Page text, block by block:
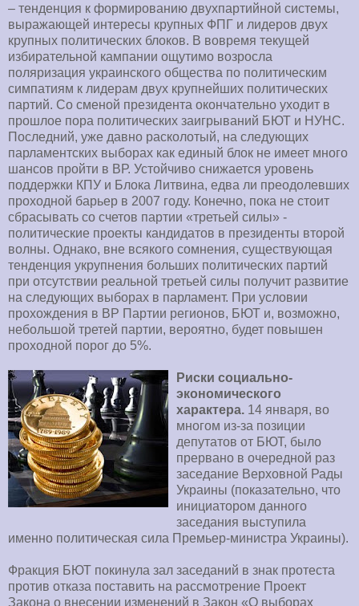
– тенденция к формированию двухпартийной системы,
выражающей интересы крупных ФПГ и лидеров двух
крупных политических блоков. В вовремя текущей
избирательной кампании ощутимо возросла
поляризация украинского общества по политическим
симпатиям к лидерам двух крупнейших политических
партий. Со сменой президента окончательно уходит в
прошлое пора политических заигрываний БЮТ и НУНС.
Последний, уже давно расколотый, на следующих
парламентских выборах как единый блок не имеет много
шансов пройти в ВР. Устойчиво снижается уровень
поддержки КПУ и Блока Литвина, едва ли преодолевших
проходной барьер в 2007 году. Конечно, пока не стоит
сбрасывать со счетов партии «третьей силы» -
политические проекты кандидатов в президенты второй
волны. Однако, вне всякого сомнения, существующая
тенденция укрупнения больших политических партий
при отсутствии реальной третьей силы получит развитие
на следующих выборах в парламент. При условии
прохождения в ВР Партии регионов, БЮТ и, возможно,
небольшой третей партии, вероятно, будет повышен
проходной порог до 5%.
Риски социально-
экономического
характера. 14 января, во
многом из-за позиции
депутатов от БЮТ, было
прервано в очередной раз
заседание Верховной Рады
Украины (показательно, что
инициатором данного
заседания выступила
именно политическая сила Премьер-министра Украины).
Фракция БЮТ покинула зал заседаний в знак протеста
против отказа поставить на рассмотрение Проект
Закона о внесении изменений в Закон «О выборах